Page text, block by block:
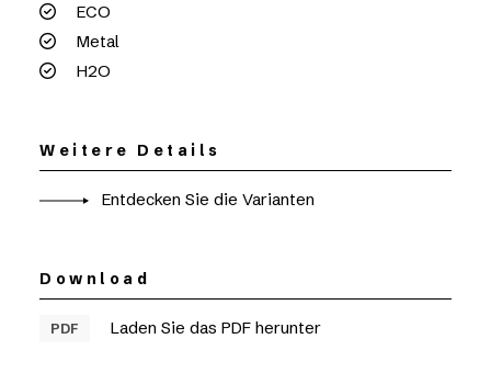
ECO
Metal
H2O
Weitere Details
Entdecken Sie die Varianten
Download
PDF Laden Sie das PDF herunter